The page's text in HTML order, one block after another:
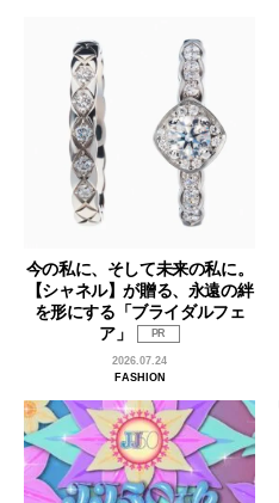
今の私に、そして未来の私に。
【シャネル】が贈る、永遠の絆
を形にする「ブライダルフェ
ア」
PR
2026.07.24
FASHION